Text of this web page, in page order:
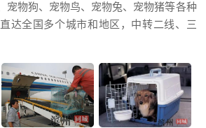
宠物狗、宠物鸟、宠物兔、宠物猪等各种
达全国多个城市和地区，中转二线、三